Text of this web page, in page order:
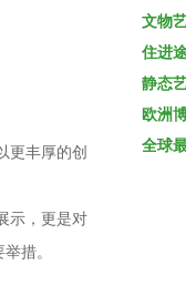
更丰厚的创
示，更是对
措。